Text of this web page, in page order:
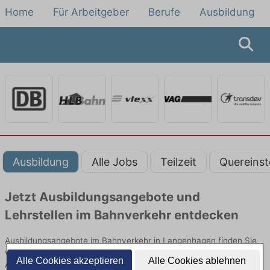
Alle Cookies akzeptieren Alle Cookies ablehnen
Home Für Arbeitgeber Berufe Ausbildung
Ausbildung Alle Jobs Teilzeit
Jetzt Ausbildungsangebote und
Lehrstellen im Bahnverkehr entdecken
Ausbildungsangebote im Bahnverkehr in Langenhagen finden Sie
von namhaften Firmen. Entdecken Sie freie Optionen von Top-
Arbeitgebern und bewerben Sie sich noch heute.